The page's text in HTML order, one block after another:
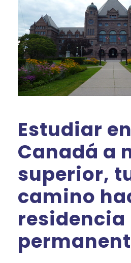
Estudiar en
Canadá a
superior,
camino
residencia